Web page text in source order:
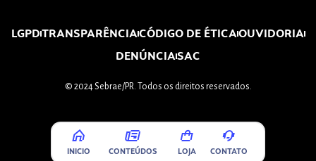
LGPDTRANSPARÊNCIACÓDIGO DE ÉTICAOUVIDORIA
DENÚNCIASAC
© 2024 Sebrae/PR. Todos os direitos reservados.
INICIO CONTEÚDOS LOJA CONTATO